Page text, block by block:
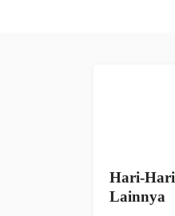
Hari-
Lainnya